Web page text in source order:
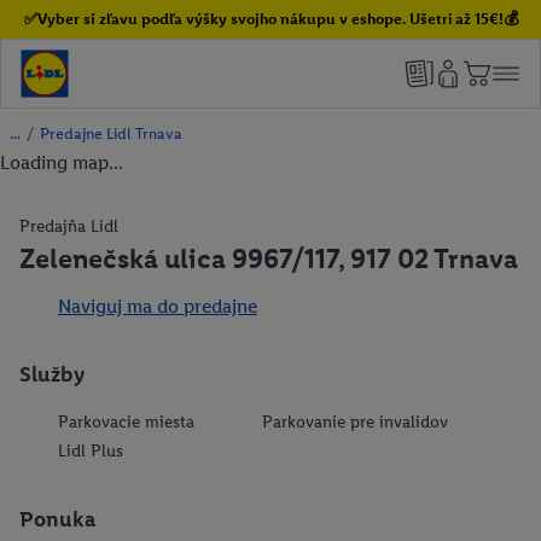
✅Vyber si zľavu podľa výšky svojho nákupu v eshope. Ušetri až 15€!💰
/ Predajne Lidl Trnava
Loading map...
Predajňa Lidl
Zelenečská ulica 9967/117, 917 02 Trnava
Naviguj ma do predajne
Služby
Parkovacie miesta
Parkovanie pre invalidov
Lidl Plus
Ponuka